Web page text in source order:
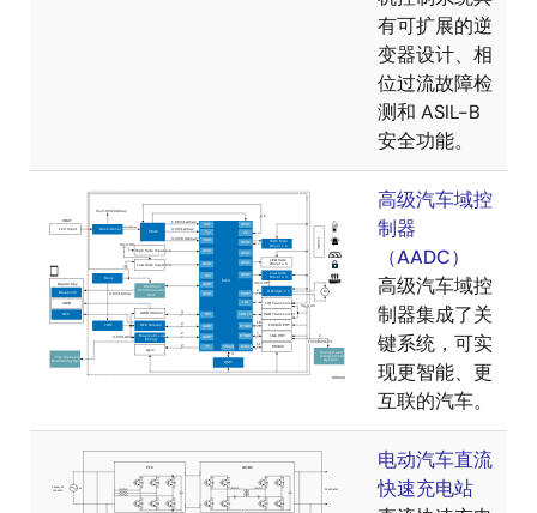
有可扩展的逆
变器设计、相
位过流故障检
测和 ASIL-B
安全功能。
高级汽车域控
制器
（AADC）
高级汽车域控
制器集成了关
键系统，可实
现更智能、更
互联的汽车。
电动汽车直流
快速充电站